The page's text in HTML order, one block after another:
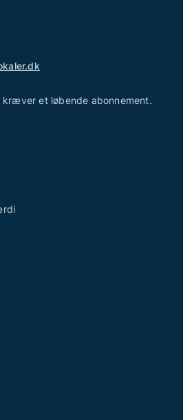
et løbende abonnement.